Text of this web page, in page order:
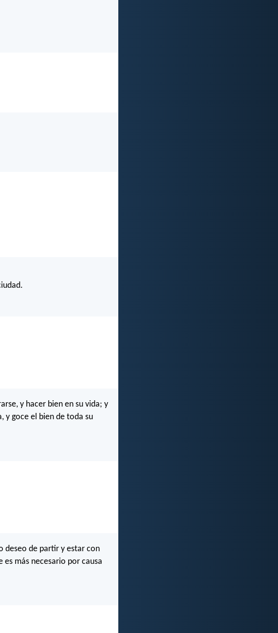
y hacer bien en su vida; y
y goce el bien de toda su
deseo de partir y estar con
más necesario por causa